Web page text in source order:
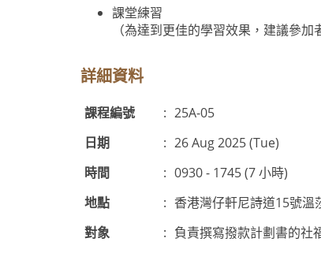
課堂練習
（為達到更佳的學習效果，建議參
詳細資料
課程編號 : 25A-05
日期
: 26 Aug 2025 (Tue)
時間
: 0930 - 1745 (7 小時)
地點
: 香港灣仔軒尼詩道15號溫
對象
: 負責撰寫撥款計劃書的社